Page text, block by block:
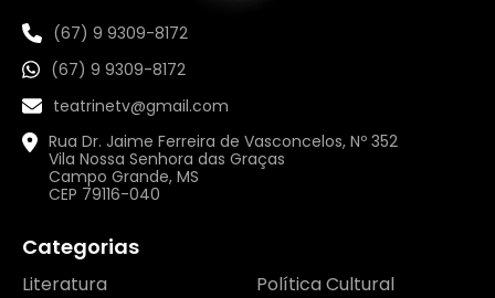
(67) 9 9309-8172
(67) 9 9309-8172
teatrinetv@gmail.com
Rua Dr. Jaime Ferreira de Vasconcelos, Nº 352
Vila Nossa Senhora das Graças
Campo Grande, MS
CEP 79116-040
Categorias
Literatura
Política Cultural